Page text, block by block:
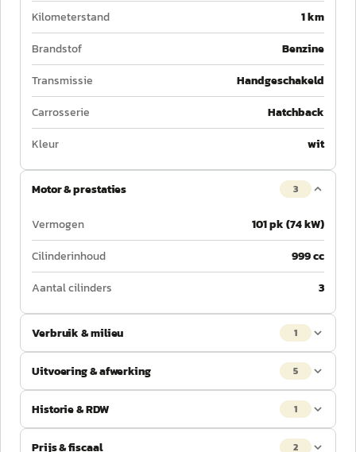
Kilometerstand
1 km
Brandstof
Benzine
Transmissie
Handgeschakeld
Carrosserie
Hatchback
Kleur
wit
Motor & prestaties 3
Vermogen
101 pk (74 kW)
Cilinderinhoud
999 cc
Aantal cilinders
3
Verbruik & milieu 1
Uitvoering & afwerking 5
Historie & RDW 1
Prijs & fiscaal 2